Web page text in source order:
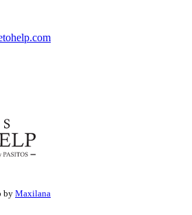
by Maxilana